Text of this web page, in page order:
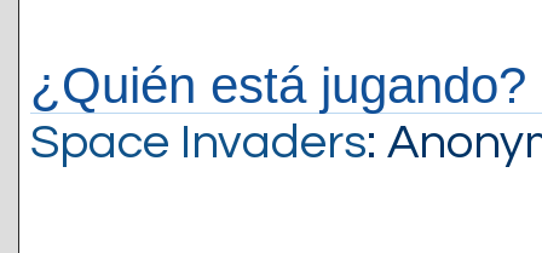
¿Quién está jugando?
Space Invaders: